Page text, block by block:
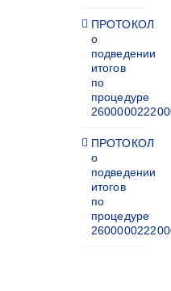
ПРОТОКОЛ
о
подведении
итогов
по
процедуре
ПРОТОКОЛ
о
подведении
итогов
по
процедуре